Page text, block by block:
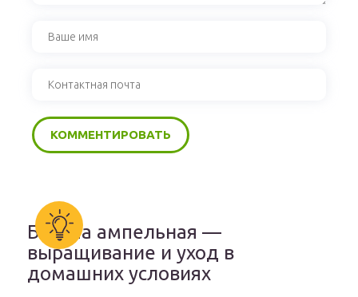
Бакопа ампельная —
выращивание и уход в
домашних условиях